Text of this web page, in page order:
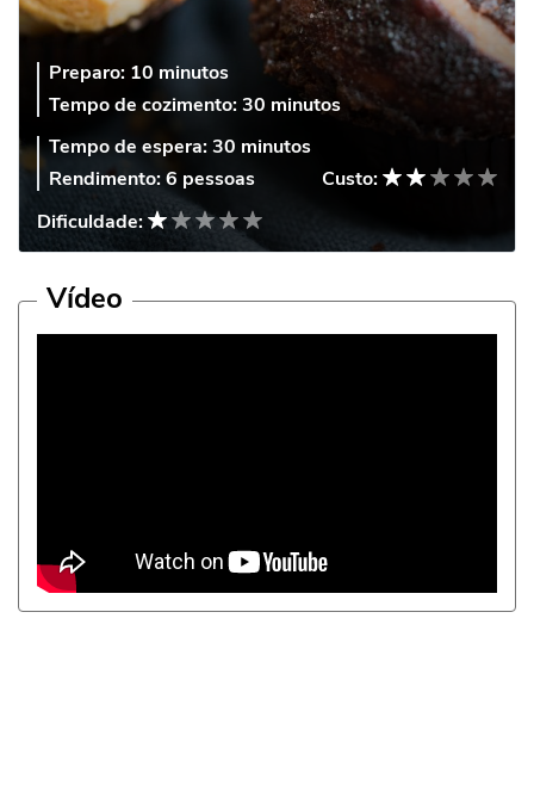
Preparo: 10 minutos
Tempo de cozimento:30 minutos
Tempo de espera:30 minutos
Rendimento:6 pessoas
Custo:
Dificuldade:
Vídeo